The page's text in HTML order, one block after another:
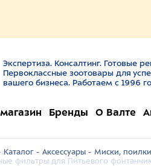
Экспертиза. Консалтинг. Готовые
Первоклассные зоотовары для
вашего бизнеса. Работаем с 1996
Бренды О Валте
Каталог - Аксессуары - Миски,
фильтры для Питьевого